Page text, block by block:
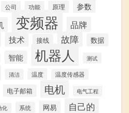
公司 功能 原理 参数
变频器 品牌
技术 接线 故障 数据
智能 机器人 测试
清洁 温度 温度传感器
电子邮箱 电机 电气工程
化 系统 网易 自己的